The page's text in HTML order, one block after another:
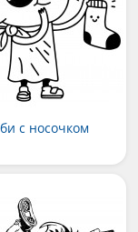
с носочком